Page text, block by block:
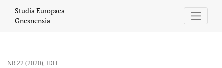
Studia Europaea
Gnesnensia
NR 22 (2020),IDEE